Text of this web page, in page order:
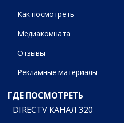
Как посмотреть
Медиакомната
Отзывы
Рекламные материалы
ГДЕ ПОСМОТРЕТЬ
DIRECTV КАНАЛ 320